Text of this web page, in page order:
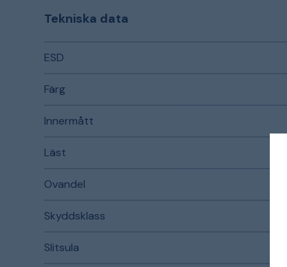
Tekniska data
ESD
Färg
Innermått
Läst
Ovandel
Skyddsklass
Slitsula